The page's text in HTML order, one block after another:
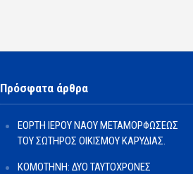
Πρόσφατα άρθρα
ΕΟΡΤΗ ΙΕΡΟΥ ΝΑΟΥ ΜΕΤΑΜΟΡΦΩΣΕΩΣ
ΤΟΥ ΣΩΤΗΡΟΣ ΟΙΚΙΣΜΟΥ ΚΑΡΥΔΙΑΣ.
ΚΟΜΟΤΗΝΗ: ΔΥΟ ΤΑΥΤΟΧΡΟΝΕΣ